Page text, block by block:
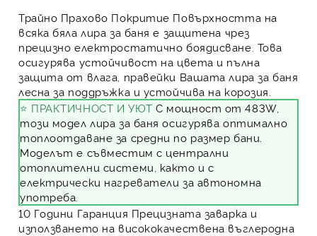
Трайно Прахово Покритие Повърхността на
всяка бяла лира за баня е защитена чрез
прецизно електростатично боядисване. Това
осигурява устойчивост на цвета и пълна
защита от влага, правейки Вашата лира за баня
лесна за поддръжка и устойчива на корозия.
⭐ ПРАКТИЧНОСТ И УЮТ С мощност от 483W,
този модел лира за баня осигурява оптимално
топлоотдаване за средни по размер бани.
Моделът е съвместим с централни
отоплителни системи, както и с
електрически нагреватели за автономна
употреба.
10 Години Гаранция Прецизната заварка и
използването на висококачествена въглеродна